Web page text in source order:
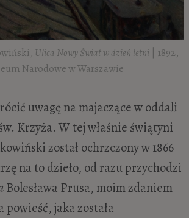
Ulica Nowy Świat w dzień letni| 1892,
Narodowe w Warszawie
uwagę na majaczące w oddali
Krzyża. W tej właśnie świątyni
został ochrzczony w 1866
na to dzieło, od razu przychodzi
Bolesława Prusa, moim zdaniem
powieść, jaka została